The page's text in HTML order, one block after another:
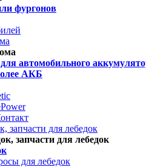
фургонов
автомобильного
АКБ
запчасти для лебедок
запчасти для лебедок
для лебедок